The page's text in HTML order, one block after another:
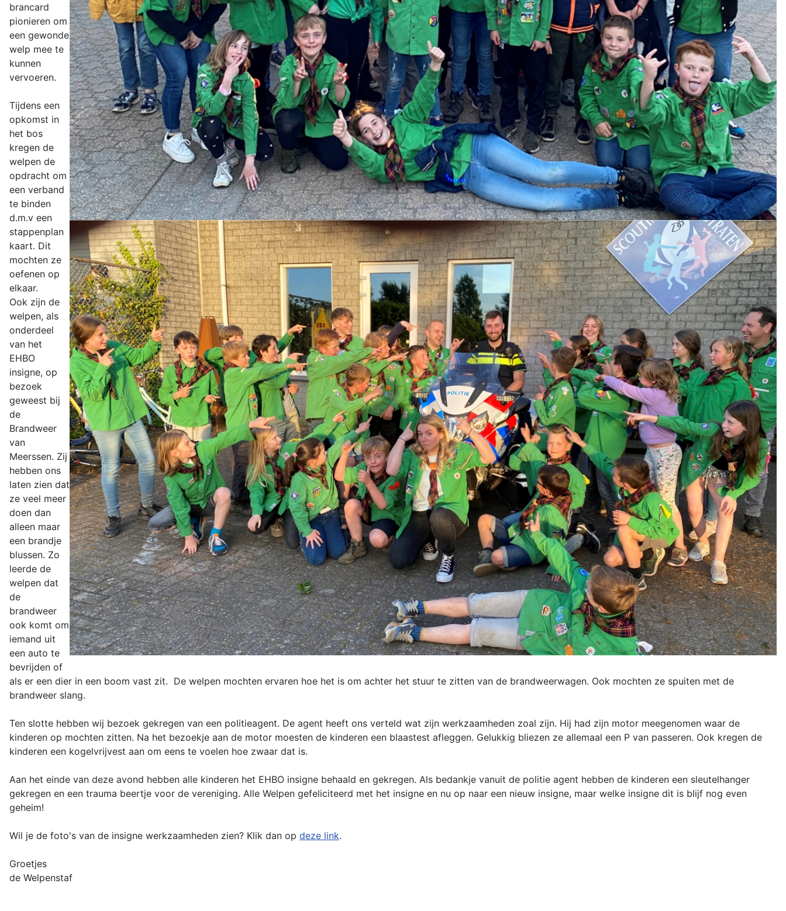
brancard
pionieren om
een gewonde
welp mee te
kunnen
vervoeren.
Tijdens een
opkomst in
het bos
kregen de
welpen de
opdracht om
een verband
te binden
d.m.v een
stappenplan
kaart. Dit
mochten ze
oefenen op
elkaar.
Ook zijn de
welpen, als
onderdeel
van het
EHBO
insigne, op
bezoek
geweest bij
de
Brandweer
van
Meerssen. Zij
hebben ons
laten zien dat
ze veel meer
doen dan
alleen maar
een brandje
blussen. Zo
leerde de
welpen dat
de
brandweer
ook komt om
iemand uit
een auto te
bevrijden of
als er een dier in een boom vast zit. De welpen mochten ervaren hoe het is om achter het stuur te zitten van de brandweerwagen. Ook mochten ze spuiten met de
brandweer slang.
Ten slotte hebben wij bezoek gekregen van een politieagent. De agent heeft ons verteld wat zijn werkzaamheden zoal zijn. Hij had zijn motor meegenomen waar de
kinderen op mochten zitten. Na het bezoekje aan de motor moesten de kinderen een blaastest afleggen. Gelukkig bliezen ze allemaal een P van passeren. Ook kregen de
kinderen een kogelvrijvest aan om eens te voelen hoe zwaar dat is.
Aan het einde van deze avond hebben alle kinderen het EHBO insigne behaald en gekregen. Als bedankje vanuit de politie agent hebben de kinderen een sleutelhanger
gekregen en een trauma beertje voor de vereniging. Alle Welpen gefeliciteerd met het insigne en nu op naar een nieuw insigne, maar welke insigne dit is blijf nog even
geheim!
Wil je de foto's van de insigne werkzaamheden zien? Klik dan op deze link.
Groetjes
de Welpenstaf